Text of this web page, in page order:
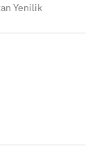
Yenilik